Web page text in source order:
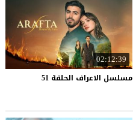
02:12:39
مسلسل الاعراف الحلقة 51